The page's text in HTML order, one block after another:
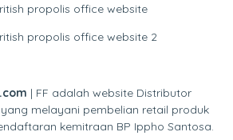
| FF adalah website Distributor
melayani pembelian retail produk
kemitraan BP Ippho Santosa.